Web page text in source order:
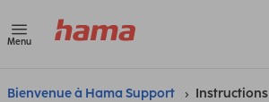
Menu
Bienvenue à Hama Support